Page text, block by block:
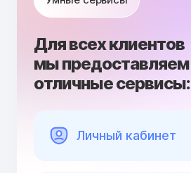
Для всех клиентов
мы предоставляем
отличные сервисы:
Личный кабинет